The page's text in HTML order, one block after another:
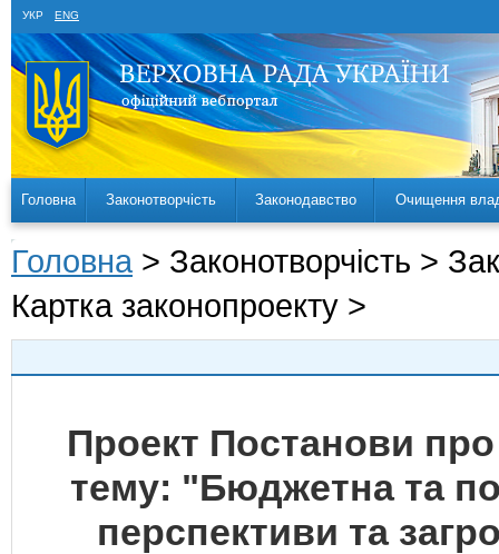
УКР ENG
Головна Законотворчість Законодавство Очищення
Головна > Законотворчість >
Картка законопроекту >
Проект Постанови
тему: "Бюджетна та
перспективи та